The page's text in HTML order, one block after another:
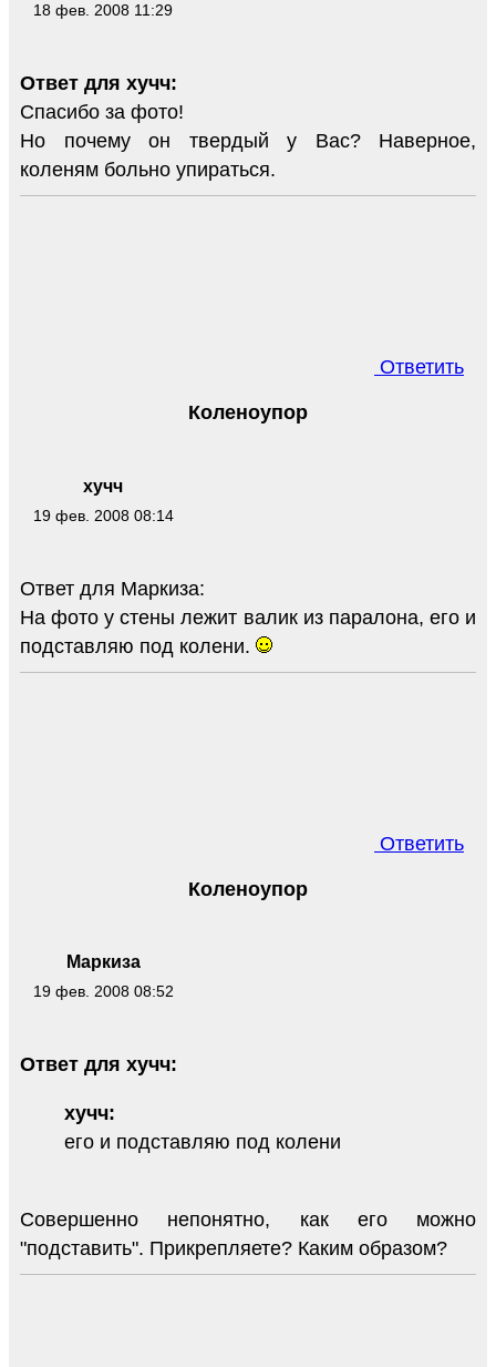
18 фев. 2008 11:29
Ответ для хучч:
Спасибо за фото!
Но почему он твердый у Вас? Наверное,
коленям больно упираться.
Ответить
хучч
19 фев. 2008 08:14
Коленоупор
Ответ для Маркиза:
На фото у стены лежит валик из паралона, его и
подставляю под колени.
Ответить
Маркиза
19 фев. 2008 08:52
Коленоупор
Ответ для хучч:
хучч:
его и подставляю под колени
Совершенно непонятно, как его можно
"подставить". Прикрепляете? Каким образом?